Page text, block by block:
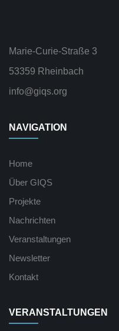
Marie-Curie-Straße 3
53359 Rheinbach
info@giqs.org
NAVIGATION
Home
Über GIQS
Projekte
Nachrichten
Veranstaltungen
Newsletter
Kontakt
VERANSTALTUNGEN